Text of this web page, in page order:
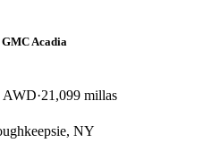
Acadia
AWD 21,099 millas
NY